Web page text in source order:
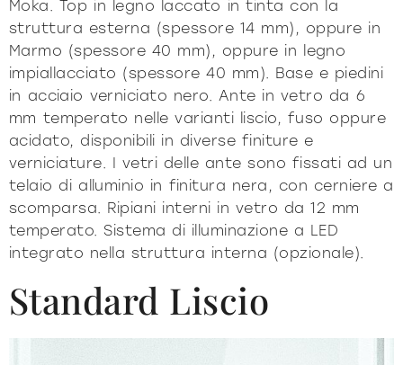
Moka. Top in legno laccato in tinta con la
struttura esterna (spessore 14 mm), oppure in
Marmo (spessore 40 mm), oppure in legno
impiallacciato (spessore 40 mm). Base e piedini
in acciaio verniciato nero. Ante in vetro da 6
mm temperato nelle varianti liscio, fuso oppure
acidato, disponibili in diverse finiture e
verniciature. I vetri delle ante sono fissati ad un
telaio di alluminio in finitura nera, con cerniere a
scomparsa. Ripiani interni in vetro da 12 mm
temperato. Sistema di illuminazione a LED
integrato nella struttura interna (opzionale).
Standard Liscio